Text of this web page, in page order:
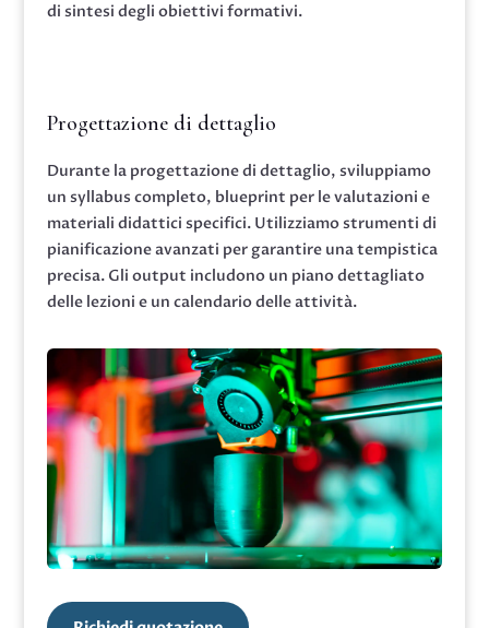
di sintesi degli obiettivi formativi.
Progettazione di dettaglio
Durante la progettazione di dettaglio, sviluppiamo
un syllabus completo, blueprint per le valutazioni e
materiali didattici specifici. Utilizziamo strumenti di
pianificazione avanzati per garantire una tempistica
precisa. Gli output includono un piano dettagliato
delle lezioni e un calendario delle attività.